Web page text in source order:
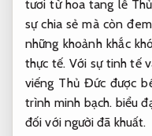
tươi từ hoa tang lễ
sự chia sẻ mà còn
những khoảnh khắc
thực tế. Với sự tinh tế
viếng Thủ Đức được
trình minh bạch. biểu
đối với người đã khuất.